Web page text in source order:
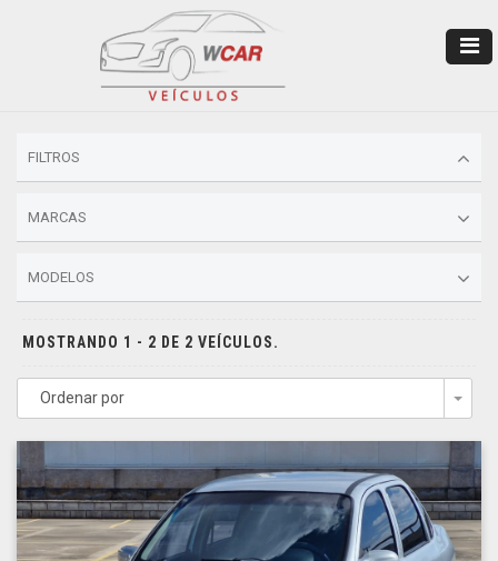
FILTROS
MARCAS
MODELOS
MOSTRANDO 1 - 2 DE 2 VEÍCULOS.
Ordenar por